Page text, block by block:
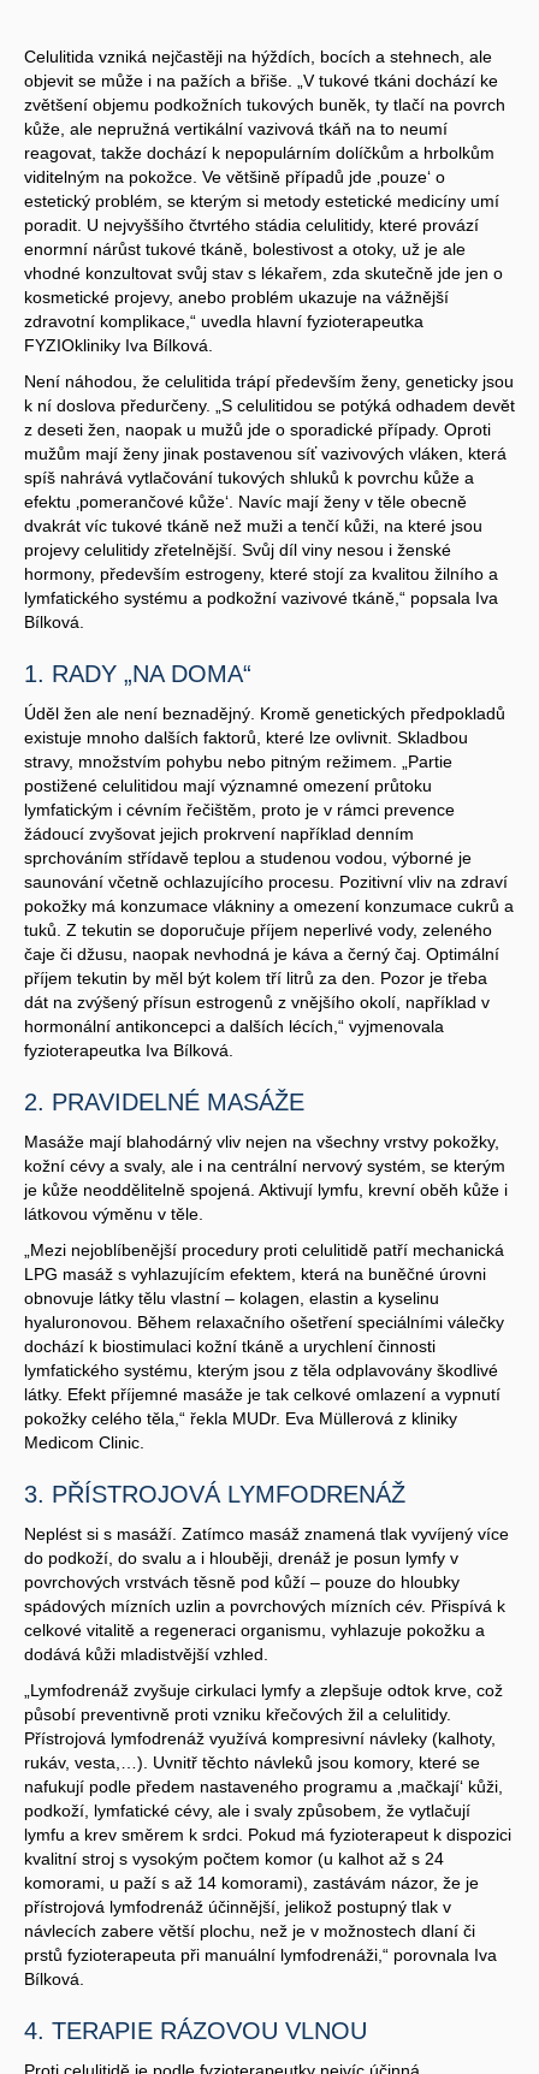
Celulitida vzniká nejčastěji na hýždích, bocích a stehnech, ale
objevit se může i na pažích a břiše. „V tukové tkáni dochází ke
zvětšení objemu podkožních tukových buněk, ty tlačí na povrch
kůže, ale nepružná vertikální vazivová tkáň na to neumí
reagovat, takže dochází k nepopulárním dolíčkům a hrbolkům
viditelným na pokožce. Ve většině případů jde ‚pouze‘ o
estetický problém, se kterým si metody estetické medicíny umí
poradit. U nejvyššího čtvrtého stádia celulitidy, které provází
enormní nárůst tukové tkáně, bolestivost a otoky, už je ale
vhodné konzultovat svůj stav s lékařem, zda skutečně jde jen o
kosmetické projevy, anebo problém ukazuje na vážnější
zdravotní komplikace,“ uvedla hlavní fyzioterapeutka
FYZIOkliniky Iva Bílková.
Není náhodou, že celulitida trápí především ženy, geneticky jsou
k ní doslova předurčeny. „S celulitidou se potýká odhadem devět
z deseti žen, naopak u mužů jde o sporadické případy. Oproti
mužům mají ženy jinak postavenou síť vazivových vláken, která
spíš nahrává vytlačování tukových shluků k povrchu kůže a
efektu ‚pomerančové kůže‘. Navíc mají ženy v těle obecně
dvakrát víc tukové tkáně než muži a tenčí kůži, na které jsou
projevy celulitidy zřetelnější. Svůj díl viny nesou i ženské
hormony, především estrogeny, které stojí za kvalitou žilního a
lymfatického systému a podkožní vazivové tkáně,“ popsala Iva
Bílková.
1. RADY „NA DOMA“
Úděl žen ale není beznadějný. Kromě genetických předpokladů
existuje mnoho dalších faktorů, které lze ovlivnit. Skladbou
stravy, množstvím pohybu nebo pitným režimem. „Partie
postižené celulitidou mají významné omezení průtoku
lymfatickým i cévním řečištěm, proto je v rámci prevence
žádoucí zvyšovat jejich prokrvení například denním
sprchováním střídavě teplou a studenou vodou, výborné je
saunování včetně ochlazujícího procesu. Pozitivní vliv na zdraví
pokožky má konzumace vlákniny a omezení konzumace cukrů a
tuků. Z tekutin se doporučuje příjem neperlivé vody, zeleného
čaje či džusu, naopak nevhodná je káva a černý čaj. Optimální
příjem tekutin by měl být kolem tří litrů za den. Pozor je třeba
dát na zvýšený přísun estrogenů z vnějšího okolí, například v
hormonální antikoncepci a dalších lécích,“ vyjmenovala
fyzioterapeutka Iva Bílková.
2. PRAVIDELNÉ MASÁŽE
Masáže mají blahodárný vliv nejen na všechny vrstvy pokožky,
kožní cévy a svaly, ale i na centrální nervový systém, se kterým
je kůže neoddělitelně spojená. Aktivují lymfu, krevní oběh kůže i
látkovou výměnu v těle.
„Mezi nejoblíbenější procedury proti celulitidě patří mechanická
LPG masáž s vyhlazujícím efektem, která na buněčné úrovni
obnovuje látky tělu vlastní – kolagen, elastin a kyselinu
hyaluronovou. Během relaxačního ošetření speciálními válečky
dochází k biostimulaci kožní tkáně a urychlení činnosti
lymfatického systému, kterým jsou z těla odplavovány škodlivé
látky. Efekt příjemné masáže je tak celkové omlazení a vypnutí
pokožky celého těla,“ řekla MUDr. Eva Müllerová z kliniky
Medicom Clinic.
3. PŘÍSTROJOVÁ LYMFODRENÁŽ
Neplést si s masáží. Zatímco masáž znamená tlak vyvíjený více
do podkoží, do svalu a i hlouběji, drenáž je posun lymfy v
povrchových vrstvách těsně pod kůží – pouze do hloubky
spádových mízních uzlin a povrchových mízních cév. Přispívá k
celkové vitalitě a regeneraci organismu, vyhlazuje pokožku a
dodává kůži mladistvější vzhled.
„Lymfodrenáž zvyšuje cirkulaci lymfy a zlepšuje odtok krve, což
působí preventivně proti vzniku křečových žil a celulitidy.
Přístrojová lymfodrenáž využívá kompresivní návleky (kalhoty,
rukáv, vesta,…). Uvnitř těchto návleků jsou komory, které se
nafukují podle předem nastaveného programu a ‚mačkají‘ kůži,
podkoží, lymfatické cévy, ale i svaly způsobem, že vytlačují
lymfu a krev směrem k srdci. Pokud má fyzioterapeut k dispozici
kvalitní stroj s vysokým počtem komor (u kalhot až s 24
komorami, u paží s až 14 komorami), zastávám názor, že je
přístrojová lymfodrenáž účinnější, jelikož postupný tlak v
návlecích zabere větší plochu, než je v možnostech dlaní či
prstů fyzioterapeuta při manuální lymfodrenáži,“ porovnala Iva
Bílková.
4. TERAPIE RÁZOVOU VLNOU
Proti celulitidě je podle fyzioterapeutky nejvíc účinná